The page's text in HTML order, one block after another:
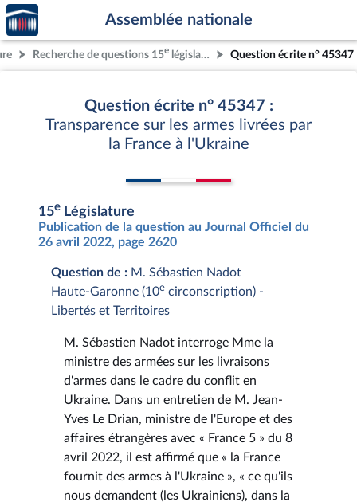
Aller au contenu
Aller en bas de la page
Accèder
à la
page
d'accueil
Assemblée nationale
Recherche de questions 15e législature Question écrite n° 45347
Question écrite n° 45347 :
Transparence sur les armes livrées par
la France à l'Ukraine
15e Législature
Publication de la question au Journal Officiel du
26 avril 2022, page 2620
Question de : M. Sébastien Nadot
Haute-Garonne (10e circonscription) -
Libertés et Territoires
M. Sébastien Nadot interroge Mme la
ministre des armées sur les livraisons
d'armes dans le cadre du conflit en
Ukraine. Dans un entretien de M. Jean-
Yves Le Drian, ministre de l'Europe et des
affaires étrangères avec « France 5 » du 8
avril 2022, il est affirmé que « la France
fournit des armes à l'Ukraine », « ce qu'ils
nous demandent (les Ukrainiens), dans la